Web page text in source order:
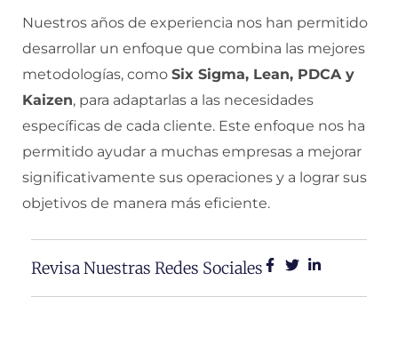
Nuestros años de experiencia nos han permitido
desarrollar un enfoque que combina las mejores
metodologías, como Six Sigma, Lean, PDCA y
Kaizen, para adaptarlas a las necesidades
específicas de cada cliente. Este enfoque nos ha
permitido ayudar a muchas empresas a mejorar
significativamente sus operaciones y a lograr sus
objetivos de manera más eficiente.
Revisa Nuestras Redes Sociales